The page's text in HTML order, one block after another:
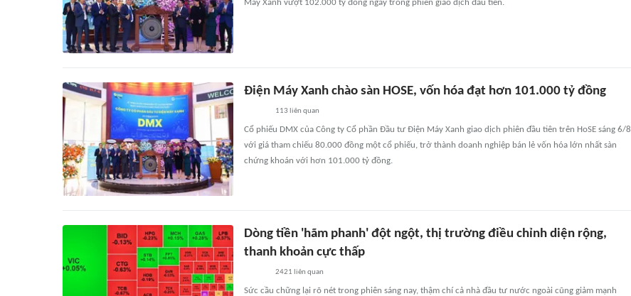
Máy Xanh vượt 102.000 tỷ đồng ngay trong phiên giao dịch đầu tiên.
Điện Máy Xanh chào sàn HOSE, vốn hóa đạt hơn 101.000 tỷ đồng
113 liên quan
Cổ phiếu DMX của Công ty Cổ phần Đầu tư Điện Máy Xanh giao dịch phiên đầu tiên trên HoSE sáng 6/8
với giá tham chiếu 80.000 đồng một cổ phiếu, trở thành doanh nghiệp bán lẻ vốn hóa lớn nhất sàn
chứng khoán với hơn 101.000 tỷ đồng.
Dòng tiền 'hãm phanh' đột ngột, thị trường điều chỉnh diện rộng,
thanh khoản cực thấp
2421 liên quan
Sức cầu chững lại rõ nét trong phiên sáng nay, thậm chí cả nhà đầu tư nước ngoài cũng giảm mạnh